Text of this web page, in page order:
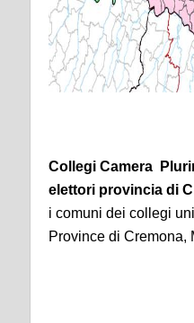
Collegi Camera
elettori provincia di
i comuni dei collegi
Province di Cremona,